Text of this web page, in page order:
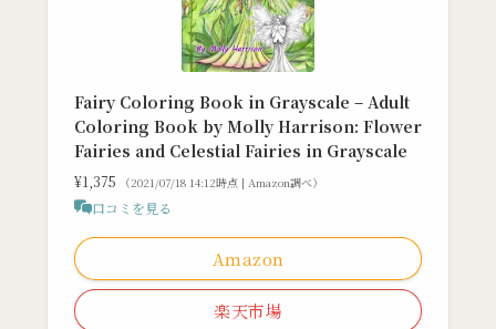
Fairy Coloring Book in Grayscale – Adult
Coloring Book by Molly Harrison: Flower
Fairies and Celestial Fairies in Grayscale
¥1,375 （2021/07/18 14:12時点 | Amazon調べ）
口コミを見る
Amazon
楽天市場